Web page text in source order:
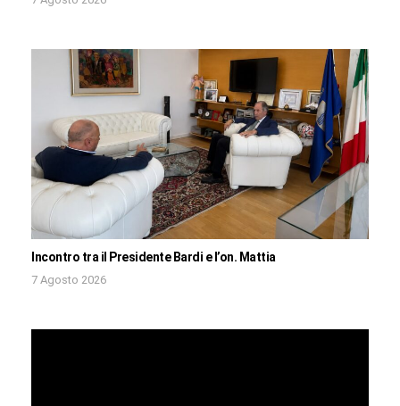
Incontro tra il Presidente Bardi e l’on. Mattia
7 Agosto 2026